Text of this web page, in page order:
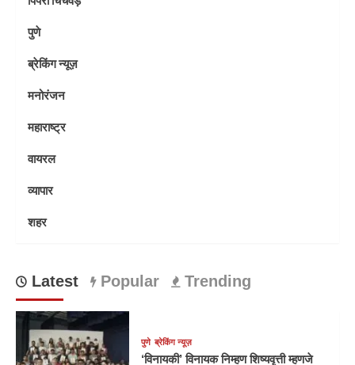
पुणे
ब्रेकिंग न्यूज़
मनोरंजन
महाराष्ट्र
वायरल
व्यापार
शहर
Latest Popular Trending
पुणे ब्रेकिंग न्यूज़
‘विनायकी’ विनायक निम्हण शिष्यवृत्ती म्हणजे